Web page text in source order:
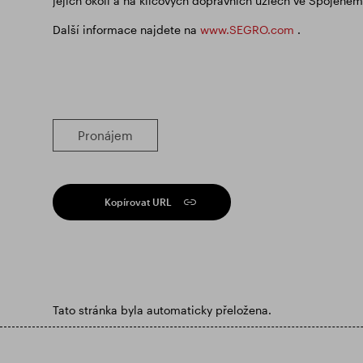
Další informace najdete na www.SEGRO.com .
Pronájem
Kopírovat URL
Tato stránka byla automaticky přeložena.